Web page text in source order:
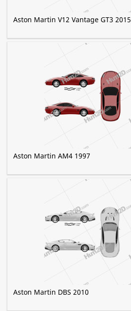
Aston Martin V12 Vantage GT3 2015
Aston Martin AM4 1997
Aston Martin DBS 2010